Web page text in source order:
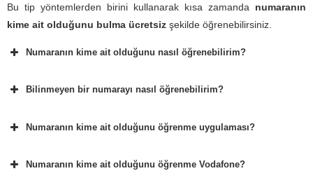
Bu tip yöntemlerden birini kullanarak kısa zamanda numaranın
kime ait olduğunu bulma ücretsiz şekilde öğrenebilirsiniz.
Numaranın kime ait olduğunu nasıl öğrenebilirim?
Bilinmeyen bir numarayı nasıl öğrenebilirim?
Numaranın kime ait olduğunu öğrenme uygulaması?
Numaranın kime ait olduğunu öğrenme Vodafone?